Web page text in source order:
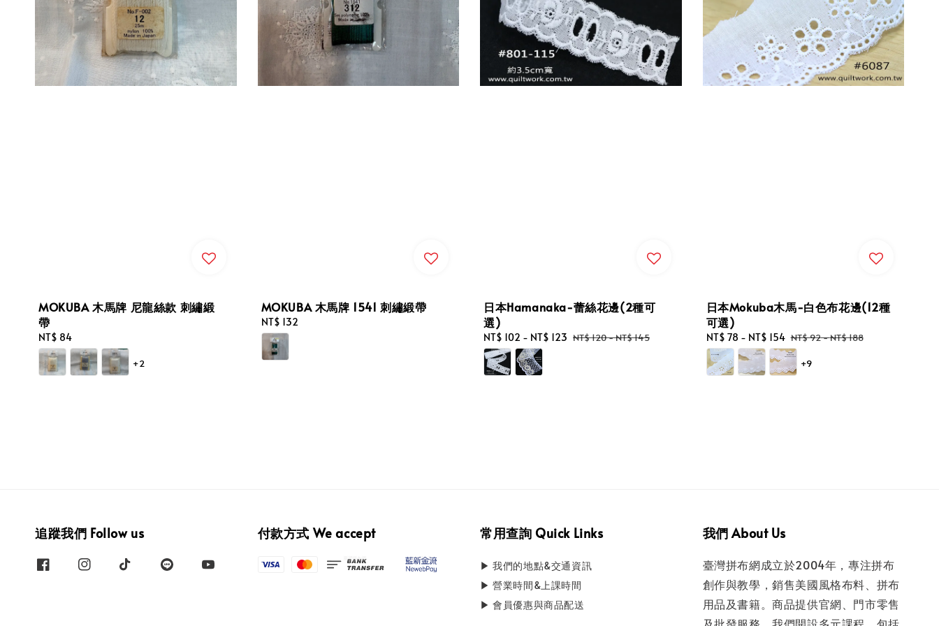
MOKUBA 木馬牌 尼龍絲款 刺繡緞
帶
Regular
price
NT$ 84
+2
MOKUBA 木馬牌 1541 刺繡緞帶
Regular
price
NT$ 132
日本Hamanaka-蕾絲花邊(2種可
選)
Sale
price
NT$ 102 - NT$ 123 Regular
NT$ 120-NT$ 145
日本Mokuba木馬-白色布花邊(12種
可選)
Sale
price
NT$ 78 - NT$ 154 Regular
price
NT$ 92-NT$ 188
+9
追蹤我們 Follow us 付款方式 We accept 常用查詢 Quick Links
▶ 我們的地點&交通資訊
▶ 營業時間&上課時間
▶ 會員優惠與商品配送
我們 About Us
臺灣拼布網成立於2004年，專注拼布
創作與教學，銷售美國風格布料、拼布
用品及書籍。商品提供官網、門市零售